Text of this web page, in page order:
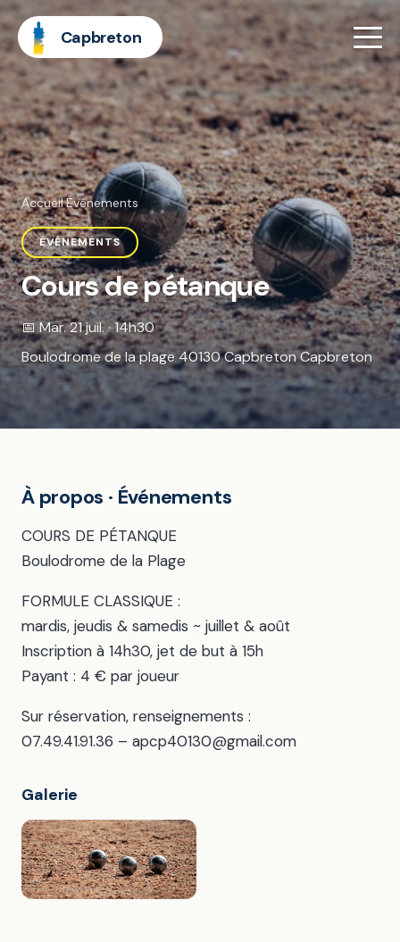
Capbreton
Accueil·Événements
ÉVÉNEMENTS
Cours de pétanque
📅 Mar. 21 juil. · 14h30
Boulodrome de la plage 40130 Capbreton Capbreton
À propos · Événements
COURS DE PÉTANQUE
Boulodrome de la Plage
FORMULE CLASSIQUE :
mardis, jeudis & samedis ~ juillet & août
Inscription à 14h30, jet de but à 15h
Payant : 4 € par joueur
Sur réservation, renseignements :
07.49.41.91.36 – apcp40130@gmail.com
Galerie